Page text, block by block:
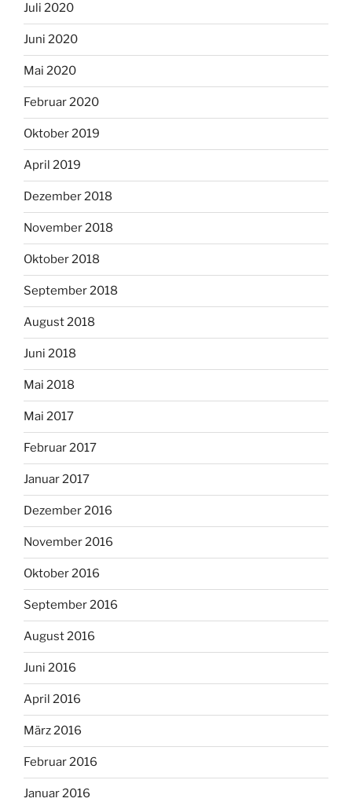
Juli 2020
Juni 2020
Mai 2020
Februar 2020
Oktober 2019
April 2019
Dezember 2018
November 2018
Oktober 2018
September 2018
August 2018
Juni 2018
Mai 2018
Mai 2017
Februar 2017
Januar 2017
Dezember 2016
November 2016
Oktober 2016
September 2016
August 2016
Juni 2016
April 2016
März 2016
Februar 2016
Januar 2016